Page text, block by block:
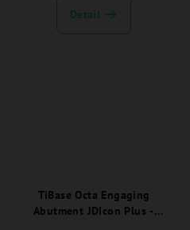
Detail
TiBase Octa Engaging
Abutment JDIcon Plus -